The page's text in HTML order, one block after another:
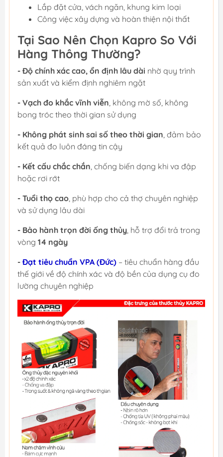
Lắp đặt cửa, vách ngăn, khung kim loại
Công việc xây dựng và hoàn thiện nội thất
Tại Sao Nên Chọn Kapro So Với
Hàng Thông Thường?
- Độ chính xác cao, ổn định lâu dài nhờ quy trình
sản xuất và kiểm định nghiêm ngặt
- Vạch đo khắc vĩnh viễn, không mờ số, không
bong tróc theo thời gian sử dụng
- Không phát sinh sai số theo thời gian, đảm bảo
kết quả đo luôn đáng tin cậy
- Kết cấu chắc chắn, chống biến dạng khi va đập
hoặc rơi rớt
- Tuổi thọ cao, phù hợp cho cả thợ chuyên nghiệp
và sử dụng lâu dài
- Bảo hành trọn đời ống thủy, hỗ trợ đổi trả trong
vòng 14 ngày
- Đạt tiêu chuẩn VPA (Đức) – tiêu chuẩn hàng đầu
thế giới về độ chính xác và độ bền của dụng cụ đo
lường chuyên nghiệp